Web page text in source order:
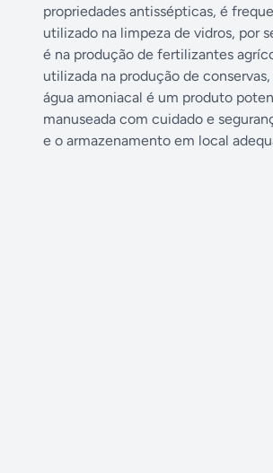
propriedades antissépticas, é
utilizado na limpeza de vidros, por
é na produção de fertilizantes
utilizada na produção de
água amoniacal é um produto
manuseada com cuidado e
e o armazenamento em local